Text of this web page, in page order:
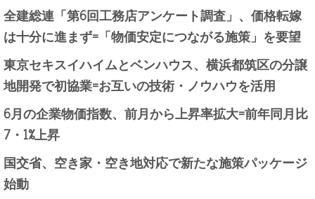
全建総連「第6回工務店アンケート調査」、価格転嫁
は十分に進まず=「物価安定につながる施策」を要望
東京セキスイハイムとベンハウス、横浜都筑区の分譲
地開発で初協業=お互いの技術・ノウハウを活用
6月の企業物価指数、前月から上昇率拡大=前年同月比
7・1%上昇
国交省、空き家・空き地対応で新たな施策パッケージ
始動